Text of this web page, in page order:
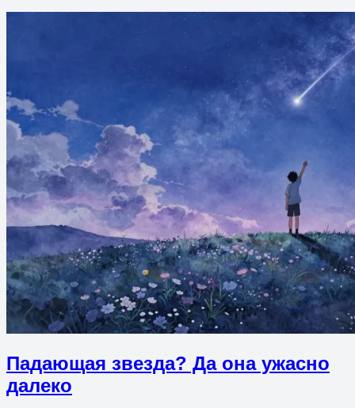
Падающая звезда? Да она ужасно
далеко